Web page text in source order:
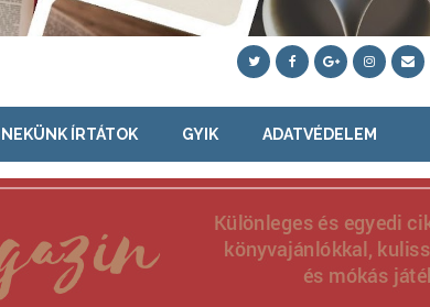
NEKÜNK ÍRTÁTOK GYIK ADATVÉDELEM